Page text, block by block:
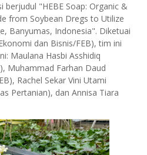
"HEBE Soap: Organic &
from Soybean Dregs to Utilize
Banyumas, Indonesia". Diketuai
dan Bisnis/FEB), tim ini
Maulana Hasbi Asshidiq
Muhammad Farhan Daud
Rachel Sekar Vini Utami
Pertanian), dan Annisa Tiara